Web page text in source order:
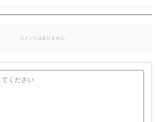
コメントはありません。